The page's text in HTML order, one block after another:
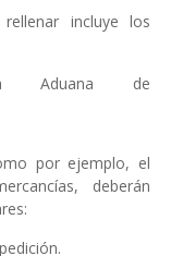
incluye los
Aduana de
por ejemplo, el
deberán